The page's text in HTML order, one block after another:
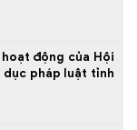
động của Hội
pháp luật tỉnh